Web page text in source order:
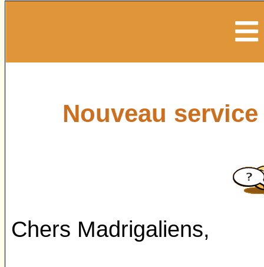
Nouveau
Chers Madrigaliens,